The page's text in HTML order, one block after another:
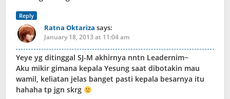
Reply
Ratna Oktariza says:
January 18, 2013 at 11:04 am
Yeye yg ditinggal SJ-M akhirnya nntn Leadernim~
Aku mikir gimana kepala Yesung saat dibotakin mau
wamil, keliatan jelas banget pasti kepala besarnya itu
hahaha tp jgn skrg